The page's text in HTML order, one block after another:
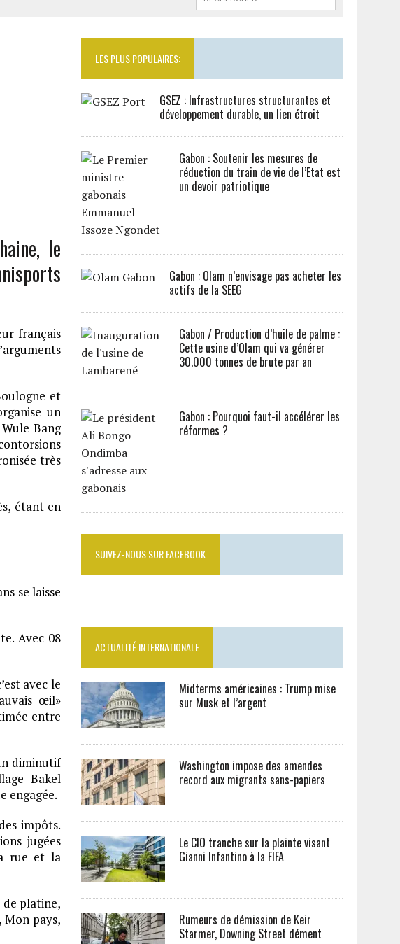
le
français
et
un
Bang
très
étant en
se laisse
Avec 08
avec le
œil»
entre
diminutif
Bakel
engagée.
impôts.
jugées
rue et la
de platine,
Mon pays,
LES PLUS POPULAIRES:
GSEZ : Infrastructures structurantes et
développement durable, un lien étroit
Gabon : Soutenir les mesures de
réduction du train de vie de l’Etat est
un devoir patriotique
Gabon : Olam n’envisage pas acheter les
actifs de la SEEG
Gabon / Production d’huile de palme :
Cette usine d’Olam qui va générer
30.000 tonnes de brute par an
Gabon : Pourquoi faut-il accélérer les
réformes ?
SUIVEZ-NOUS SUR FACEBOOK
ACTUALITÉ INTERNATIONALE
Midterms américaines : Trump mise
sur Musk et l’argent
Washington impose des amendes
record aux migrants sans-papiers
Le CIO tranche sur la plainte visant
Gianni Infantino à la FIFA
Rumeurs de démission de Keir
Starmer, Downing Street dément